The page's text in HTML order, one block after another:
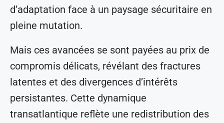
d’adaptation face à un paysage sécuritaire en
pleine mutation.
Mais ces avancées se sont payées au prix de
compromis délicats, révélant des fractures
latentes et des divergences d’intérêts
persistantes. Cette dynamique
transatlantique reflète une redistribution des